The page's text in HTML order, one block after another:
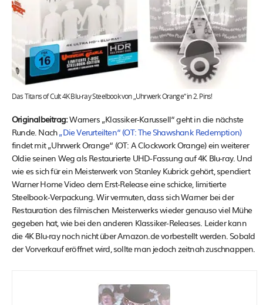
Das Titans of Cult 4K Blu-ray Steelbook von „Uhrwerk Orange“ in 2. Pins!
Originalbeitrag:Warners „Klassiker-Karussell“ geht in die nächste
Runde. Nach„Die Verurteilten“ (OT: The Shawshank Redemption)
findet mit „Uhrwerk Orange“ (OT: A Clockwork Orange) ein weiterer
Oldie seinen Weg als Restaurierte UHD-Fassung auf 4K Blu-ray. Und
wie es sich für ein Meisterwerk von Stanley Kubrick gehört, spendiert
Warner Home Video dem Erst-Release eine schicke, limitierte
Steelbook-Verpackung. Wir vermuten, dass sich Warner bei der
Restauration des filmischen Meisterwerks wieder genauso viel Mühe
gegeben hat, wie bei den anderen Klassiker-Releases. Leider kann
die 4K Blu-ray noch nicht über Amazon.de vorbestellt werden. Sobald
der Vorverkauf eröffnet wird, sollte man jedoch zeitnah zuschnappen.